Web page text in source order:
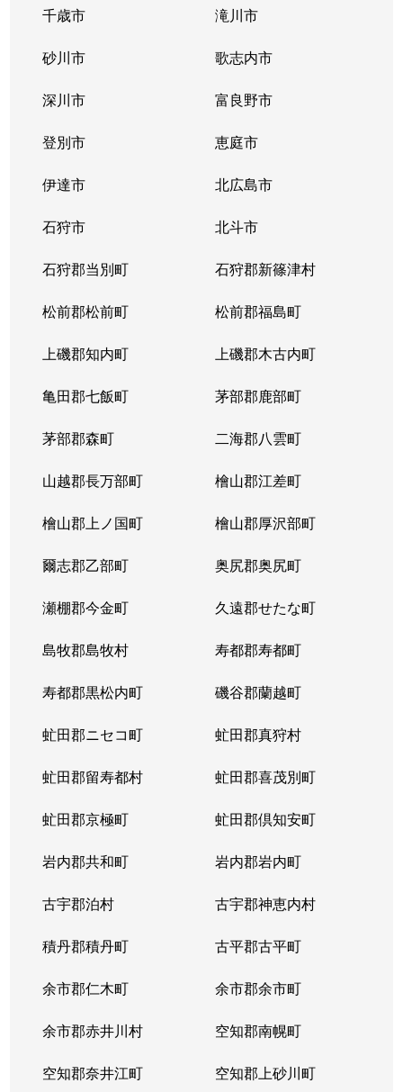
千歳市 滝川市
砂川市 歌志内市
深川市 富良野市
登別市 恵庭市
伊達市 北広島市
石狩市 北斗市
石狩郡当別町 石狩郡新篠津村
松前郡松前町 松前郡福島町
上磯郡知内町 上磯郡木古内町
亀田郡七飯町 茅部郡鹿部町
茅部郡森町 二海郡八雲町
山越郡長万部町 檜山郡江差町
檜山郡上ノ国町 檜山郡厚沢部町
爾志郡乙部町 奥尻郡奥尻町
瀬棚郡今金町 久遠郡せたな町
島牧郡島牧村 寿都郡寿都町
寿都郡黒松内町 磯谷郡蘭越町
虻田郡ニセコ町 虻田郡真狩村
虻田郡留寿都村 虻田郡喜茂別町
虻田郡京極町 虻田郡倶知安町
岩内郡共和町 岩内郡岩内町
古宇郡泊村 古宇郡神恵内村
積丹郡積丹町 古平郡古平町
余市郡仁木町 余市郡余市町
余市郡赤井川村 空知郡南幌町
空知郡奈井江町 空知郡上砂川町